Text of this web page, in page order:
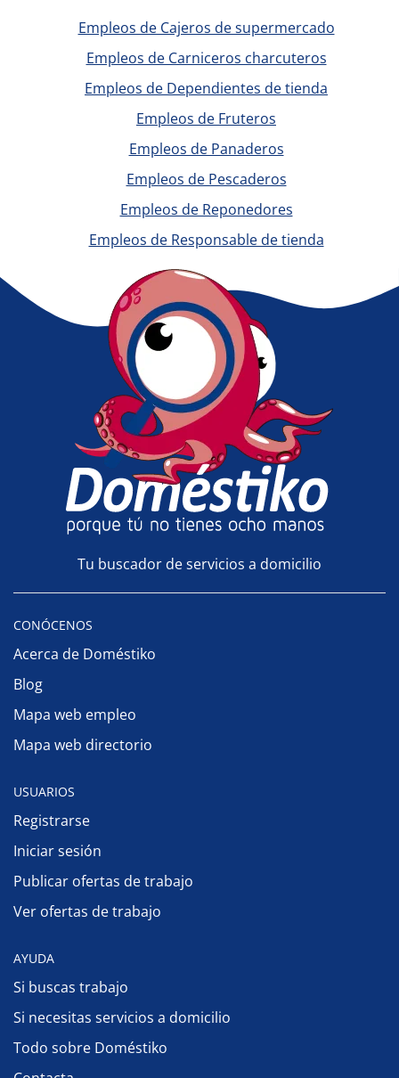
Empleos de Cajeros de supermercado
Empleos de Carniceros charcuteros
Empleos de Dependientes de tienda
Empleos de Fruteros
Empleos de Panaderos
Empleos de Pescaderos
Empleos de Reponedores
Empleos de Responsable de tienda
Tu buscador de servicios a domicilio
CONÓCENOS
Acerca de Doméstiko
Blog
Mapa web empleo
Mapa web directorio
USUARIOS
Registrarse
Iniciar sesión
Publicar ofertas de trabajo
Ver ofertas de trabajo
AYUDA
Si buscas trabajo
Si necesitas servicios a domicilio
Todo sobre Doméstiko